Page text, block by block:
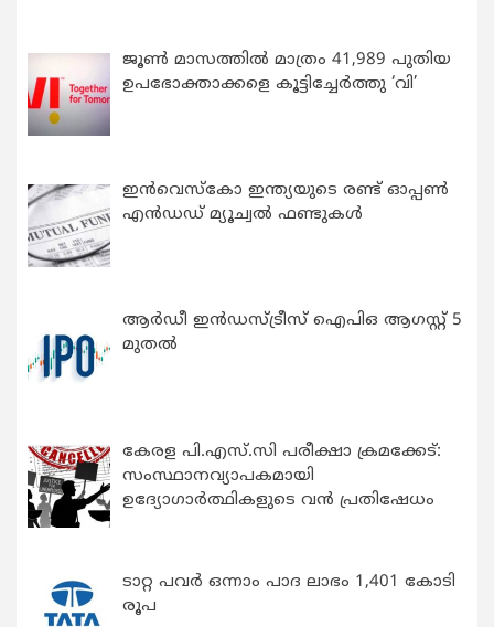
ജൂൺ മാസത്തിൽ മാത്രം 41,989 പുതിയ
ഉപഭോക്താക്കളെ കൂട്ടിച്ചേർത്തു ‘വി’
ഇന്‍വെസ്കോ ഇന്ത്യയുടെ രണ്ട് ഓപ്പണ്‍
എന്‍ഡഡ് മ്യൂച്വല്‍ ഫണ്ടുകള്‍
ആർഡീ ഇൻഡസ്ട്രീസ് ഐപിഒ ആഗസ്റ്റ് 5
മുതൽ
കേരള പി.എസ്.സി പരീക്ഷാ ക്രമക്കേട്:
സംസ്ഥാനവ്യാപകമായി
ഉദ്യോഗാര്‍ത്ഥികളുടെ വന്‍ പ്രതിഷേധം
ടാറ്റ പവർ ഒന്നാം പാദ ലാഭം 1,401 കോടി
രൂപ